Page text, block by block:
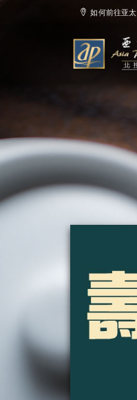
如何前往亚太